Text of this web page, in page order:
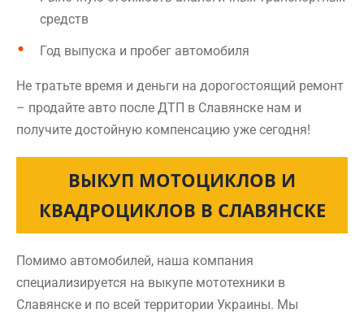
средств
Год выпуска и пробег автомобиля
Не тратьте время и деньги на дорогостоящий ремонт
– продайте авто после ДТП в Славянске нам и
получите достойную компенсацию уже сегодня!
ВЫКУП МОТОЦИКЛОВ И
КВАДРОЦИКЛОВ В СЛАВЯНСКЕ
Помимо автомобилей, наша компания
специализируется на выкупе мототехники в
Славянске и по всей территории Украины. Мы